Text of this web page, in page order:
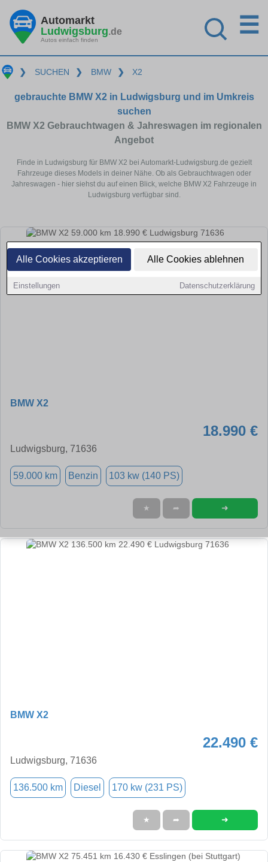
Alle Cookies akzeptieren Alle Cookies ablehnen
Einstellungen Datenschutzerklärung
Automarkt
Ludwigsburg.de
Autos einfach finden
☰
❯ SUCHEN ❯ BMW ❯ X2
gebrauchte BMW X2 in Ludwigsburg und im Umkreis
suchen
BMW X2 Gebrauchtwagen & Jahreswagen im regionalen
Angebot
Finde in Ludwigsburg für BMW X2 bei Automarkt-Ludwigsburg.de gezielt
Fahrzeuge dieses Models in deiner Nähe. Ob als Gebrauchtwagen oder
Jahreswagen - hier siehst du auf einen Blick, welche BMW X2 Fahrzeuge in
Ludwigsburg verfügbar sind.
BMW X2
18.990 €
Ludwigsburg, 71636
59.000 km Benzin 103 kw (140 PS)
★ ➦ ➜
BMW X2
22.490 €
Ludwigsburg, 71636
136.500 km Diesel 170 kw (231 PS)
★ ➦ ➜